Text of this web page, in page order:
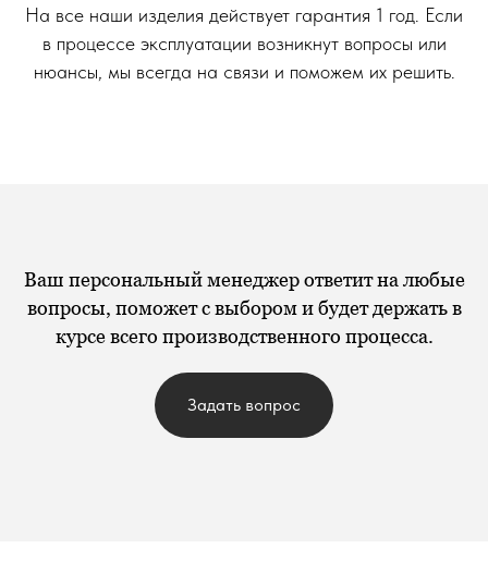
На все наши изделия действует гарантия 1 год. Если
в процессе эксплуатации возникнут вопросы или
нюансы, мы всегда на связи и поможем их решить.
Ваш персональный менеджерответит на любые
вопросы, поможет с выбором и будет держать в
курсе всего производственного процесса.
Задать вопрос